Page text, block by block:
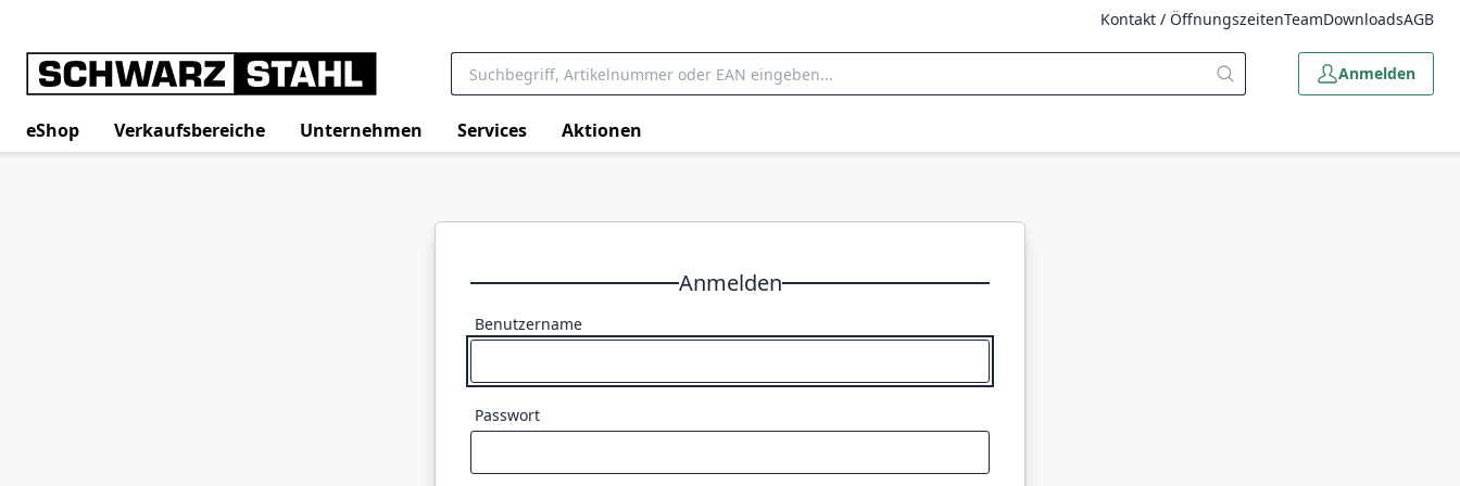
Kontakt / ÖffnungszeitenTeamDownloadsAGB
Anmelden
eShop Verkaufsbereiche Unternehmen Services Aktionen
Anmelden
Benutzername
Passwort